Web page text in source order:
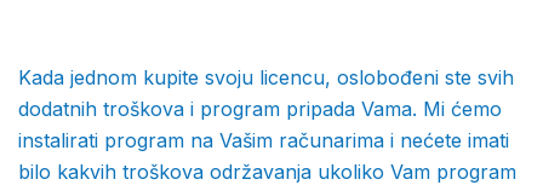
Kada jednom kupite svoju licencu, oslobođeni ste svih
dodatnih troškova i program pripada Vama. Mi ćemo
instalirati program na Vašim računarima i nećete imati
bilo kakvih troškova održavanja ukoliko Vam program